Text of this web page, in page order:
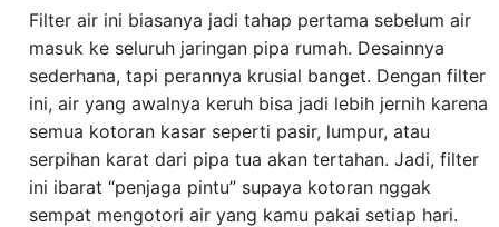
Filter air ini biasanya jadi tahap pertama sebelum air
masuk ke seluruh jaringan pipa rumah. Desainnya
sederhana, tapi perannya krusial banget. Dengan filter
ini, air yang awalnya keruh bisa jadi lebih jernih karena
semua kotoran kasar seperti pasir, lumpur, atau
serpihan karat dari pipa tua akan tertahan. Jadi, filter
ini ibarat “penjaga pintu” supaya kotoran nggak
sempat mengotori air yang kamu pakai setiap hari.